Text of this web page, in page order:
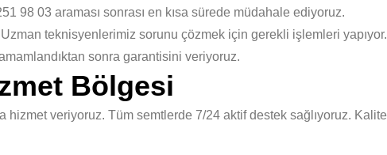
98 03 araması sonrası en kısa sürede müdahale ediyoruz.
Uzman teknisyenlerimiz sorunu çözmek için gerekli işlemleri yapıyor.
sonra garantisini veriyoruz.
Bölgesi
hizmet veriyoruz. Tüm semtlerde 7/24 aktif destek sağlıyoruz.